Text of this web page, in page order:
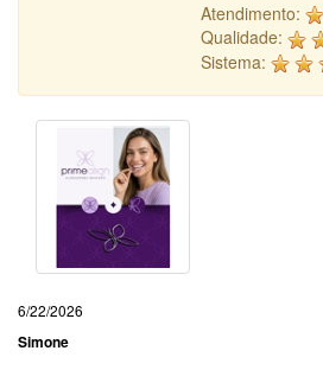
Atendimento:
Qualidade:
Sistema:
6/22/2026
Simone